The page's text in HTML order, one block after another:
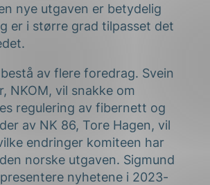
nye utgaven er betydelig
er i større grad tilpasset det
av flere foredrag. Svein
NKOM, vil snakke om
regulering av fibernett og
av NK 86, Tore Hagen, vil
endringer komiteen har
norske utgaven. Sigmund
nyhetene i 2023-